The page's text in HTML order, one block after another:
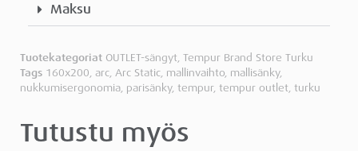
Maksu
Tuotekategoriat OUTLET-sängyt, Tempur Brand Store Turku
Tags 160x200, arc, Arc Static, mallinvaihto, mallisänky,
nukkumisergonomia, parisänky, tempur, tempur outlet, turku
Tutustu myös